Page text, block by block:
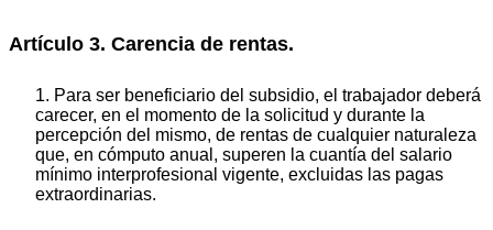
Artículo 3. Carencia de rentas.
1. Para ser beneficiario del subsidio, el trabajador deberá
carecer, en el momento de la solicitud y durante la
percepción del mismo, de rentas de cualquier naturaleza
que, en cómputo anual, superen la cuantía del salario
mínimo interprofesional vigente, excluidas las pagas
extraordinarias.